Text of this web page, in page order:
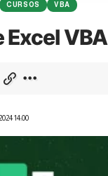
CURSOS VBA
Excel VBA
14:00